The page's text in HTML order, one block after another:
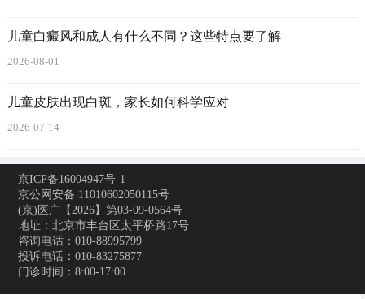
儿童白癜风和成人有什么不同？这些特点要了解
2026-08-01
儿童皮肤出现白斑，家长如何科学应对
2026-07-14
京ICP备16004947号-1
京公网安备 11010602050115号
(京)医广【2026】第03-09-0564号
地址：北京市丰台区太平桥路17号
咨询电话：010-88995799
投诉电话：010-83275877
门诊时间：8:00-17:00